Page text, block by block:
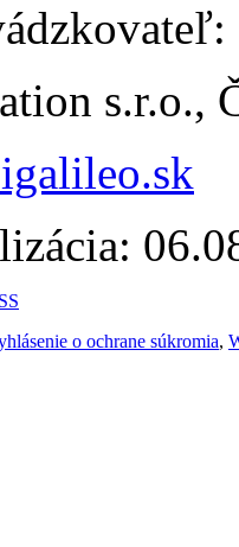
s.r.o.,
o ochrane súkromia,